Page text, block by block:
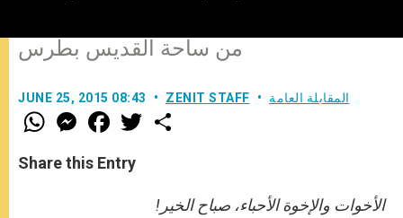
من ساحة القديس بطرس
JUNE 25, 2015 08:43 ZENIT STAFF المقابلة العامة
W
h
t
s
M
e
s
e
F
a
e
b
w
Share this Entry
الأخوات والإخوة الأحباء، صباح الخير!